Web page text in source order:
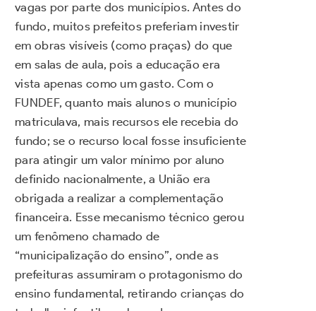
vagas por parte dos municípios. Antes do
fundo, muitos prefeitos preferiam investir
em obras visíveis (como praças) do que
em salas de aula, pois a educação era
vista apenas como um gasto. Com o
FUNDEF, quanto mais alunos o município
matriculava, mais recursos ele recebia do
fundo; se o recurso local fosse insuficiente
para atingir um valor mínimo por aluno
definido nacionalmente, a União era
obrigada a realizar a complementação
financeira. Esse mecanismo técnico gerou
um fenômeno chamado de
“municipalização do ensino”, onde as
prefeituras assumiram o protagonismo do
ensino fundamental, retirando crianças do